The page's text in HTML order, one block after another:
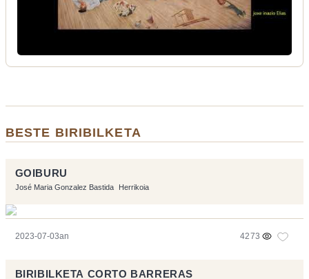
BESTE BIRIBILKETA
GOIBURU
José Maria Gonzalez Bastida Herrikoia
2023-07-03an 4273
BIRIBILKETA CORTO BARRERAS